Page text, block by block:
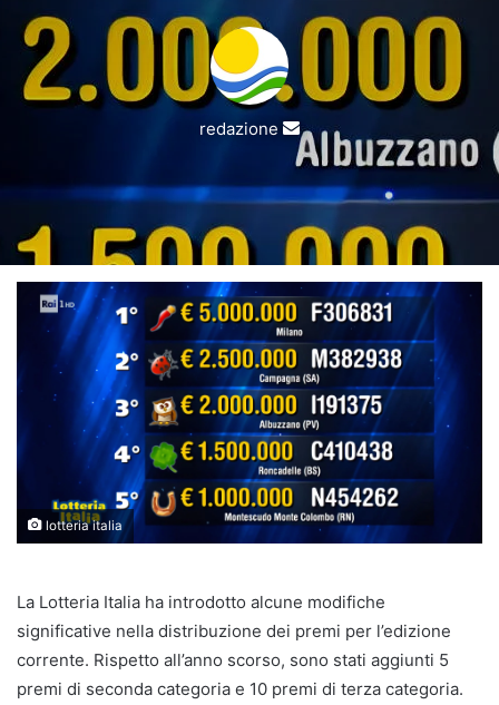
redazione
Invia
un'email
lotteria italia
La Lotteria Italia ha introdotto alcune modifiche
significative nella distribuzione dei premi per l’edizione
corrente. Rispetto all’anno scorso, sono stati aggiunti 5
premi di seconda categoria e 10 premi di terza categoria.